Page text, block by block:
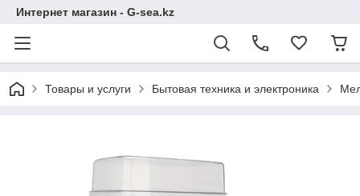
Интернет магазин - G-sea.kz
Товары и услуги Бытовая техника и электроника